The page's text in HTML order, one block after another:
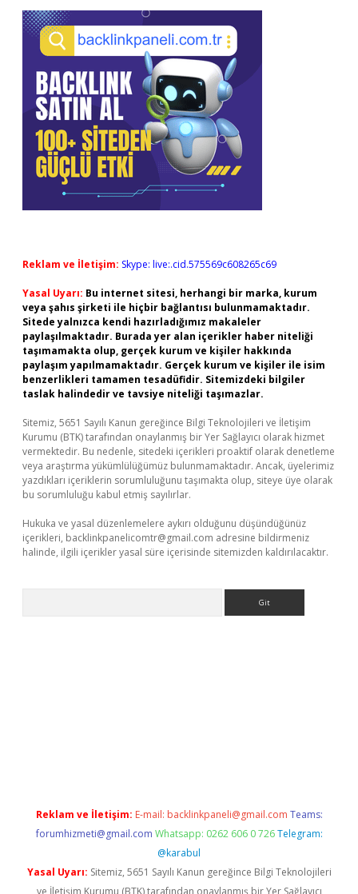
Reklam ve İletişim: Skype: live:.cid.575569c608265c69
Yasal Uyarı: Bu internet sitesi, herhangi bir marka, kurum
veya şahıs şirketi ile hiçbir bağlantısı bulunmamaktadır.
Sitede yalnızca kendi hazırladığımız makaleler
paylaşılmaktadır. Burada yer alan içerikler haber niteliği
taşımamakta olup, gerçek kurum ve kişiler hakkında
paylaşım yapılmamaktadır. Gerçek kurum ve kişiler ile isim
benzerlikleri tamamen tesadüfidir. Sitemizdeki bilgiler
taslak halindedir ve tavsiye niteliği taşımazlar.
Sitemiz, 5651 Sayılı Kanun gereğince Bilgi Teknolojileri ve İletişim
Kurumu (BTK) tarafından onaylanmış bir Yer Sağlayıcı olarak hizmet
vermektedir. Bu nedenle, sitedeki içerikleri proaktif olarak denetleme
veya araştırma yükümlülüğümüz bulunmamaktadır. Ancak, üyelerimiz
yazdıkları içeriklerin sorumluluğunu taşımakta olup, siteye üye olarak
bu sorumluluğu kabul etmiş sayılırlar.
Hukuka ve yasal düzenlemelere aykırı olduğunu düşündüğünüz
içerikleri, backlinkpanelicomtr@gmail.com adresine bildirmeniz
halinde, ilgili içerikler yasal süre içerisinde sitemizden kaldırılacaktır.
Reklam ve İletişim: E-mail: backlinkpaneli@gmail.com Teams:
forumhizmeti@gmail.com Whatsapp: 0262 606 0 726 Telegram:
@karabul
Yasal Uyarı: Sitemiz, 5651 Sayılı Kanun gereğince Bilgi Teknolojileri
ve İletişim Kurumu (BTK) tarafından onaylanmış bir Yer Sağlayıcı